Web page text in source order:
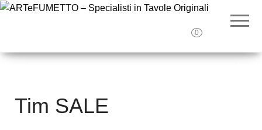
–
originali e
illustrazioni
0
Tim SALE